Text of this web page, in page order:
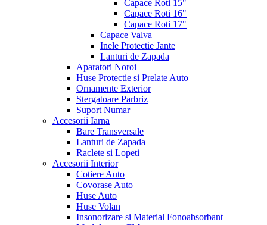
Capace Roti 15"
Capace Roti 16"
Capace Roti 17"
Capace Valva
Inele Protectie Jante
Lanturi de Zapada
Aparatori Noroi
Huse Protectie si Prelate Auto
Ornamente Exterior
Stergatoare Parbriz
Suport Numar
Accesorii Iarna
Bare Transversale
Lanturi de Zapada
Raclete si Lopeti
Accesorii Interior
Cotiere Auto
Covorase Auto
Huse Auto
Huse Volan
Insonorizare si Material Fonoabsorbant